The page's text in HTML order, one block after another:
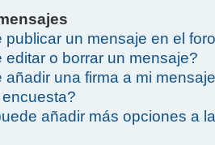
publicar un mensaje en el
o borrar un mensaje?
una firma a mi
añadir más opciones a la